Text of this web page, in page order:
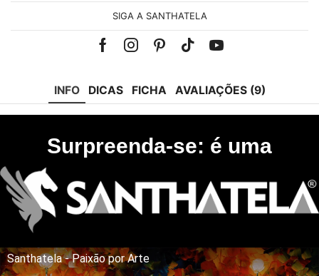
SIGA A SANTHATELA
Facebook
Instagram
Pinterest
Tik-Youtube
INFO DICAS FICHA AVALIAÇÕES (9)
Surpreenda-se: é uma
Santhatela - Paixão por Arte